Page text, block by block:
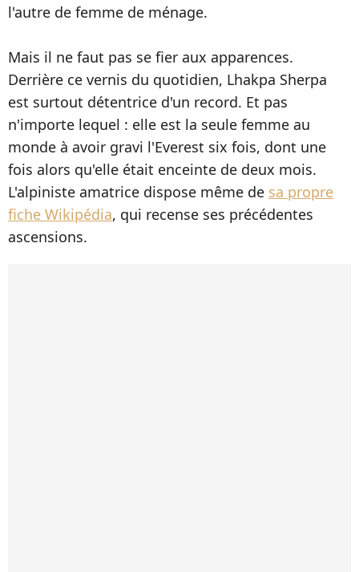
l'autre de femme de ménage.
Mais il ne faut pas se fier aux apparences.
Derrière ce vernis du quotidien, Lhakpa Sherpa
est surtout détentrice d'un record. Et pas
n'importe lequel : elle est la seule femme au
monde à avoir gravi l'Everest six fois, dont une
fois alors qu'elle était enceinte de deux mois.
L'alpiniste amatrice dispose même de sa propre
fiche Wikipédia, qui recense ses précédentes
ascensions.